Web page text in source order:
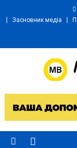
Засновник медіа
Ми